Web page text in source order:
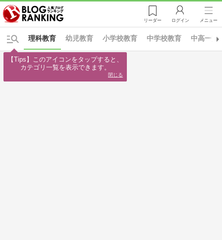
リーダー ログイン メニュー
幼児教育 小学校教育 中学校教育 中高一貫
理科教育
【Tips】このアイコンをタップすると、
カテゴリ一覧を表示できます。
閉じる